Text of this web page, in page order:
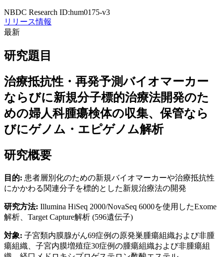
NBDC Research ID:hum0175-v3
リリース情報
最新
研究題目
治療抵抗性・再発予測バイオマーカー
ならびに新規分子標的治療法開発のた
めの婦人科腫瘍検体の収集、保管なら
びにゲノム・エピゲノム解析
研究概要
目的: 患者層別化のための新規バイオマーカーや治療抵抗性
にかかわる関連分子を標的とした新規治療法の開発
研究方法: Illumina HiSeq 2000/NovaSeq 6000を使用したExome
解析、Target Capture解析 (596遺伝子)
対象: 子宮類内膜腺がん69症例の原発巣腫瘍組織および非腫
瘍組織、子宮内膜増殖症30症例の腫瘍組織および非腫瘍組